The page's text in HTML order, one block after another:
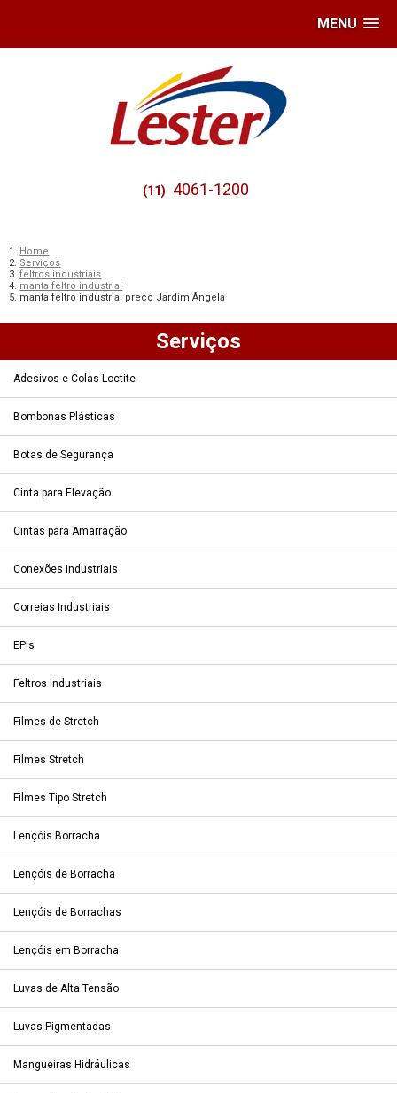
MENU
(11) 4061-1200
Home
Serviços
feltros industriais
manta feltro industrial
manta feltro industrial preço Jardim Ângela
Serviços
Adesivos e Colas Loctite
Bombonas Plásticas
Botas de Segurança
Cinta para Elevação
Cintas para Amarração
Conexões Industriais
Correias Industriais
EPIs
Feltros Industriais
Filmes de Stretch
Filmes Stretch
Filmes Tipo Stretch
Lençóis Borracha
Lençóis de Borracha
Lençóis de Borrachas
Lençóis em Borracha
Luvas de Alta Tensão
Luvas Pigmentadas
Mangueiras Hidráulicas